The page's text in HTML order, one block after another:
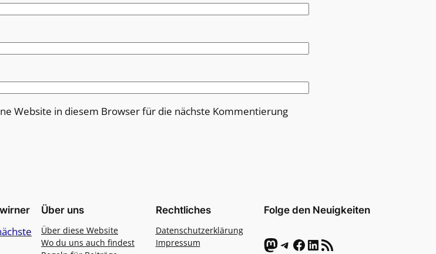
Website in diesem Browser für die nächste Kommentierung
Über uns
Über diese Website
Wo du uns auch findest
Rechtliches
Datenschutzerklärung
Impressum
Folge den Neuigkeiten
Mastodon Telegram Facebook LinkedIn RSS-Feed